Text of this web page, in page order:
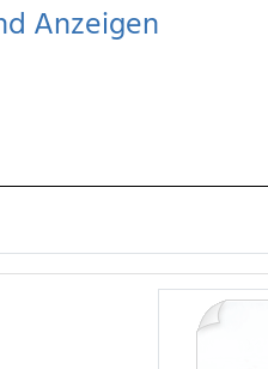
Anzeigen